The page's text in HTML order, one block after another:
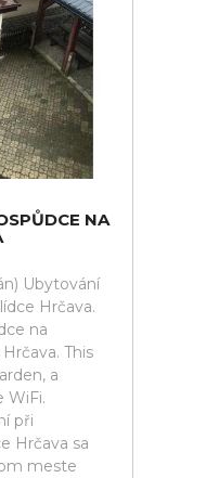
NA
Ubytování
Hrčava.
na
This
a
WiFi.
při
Hrčava sa
meste